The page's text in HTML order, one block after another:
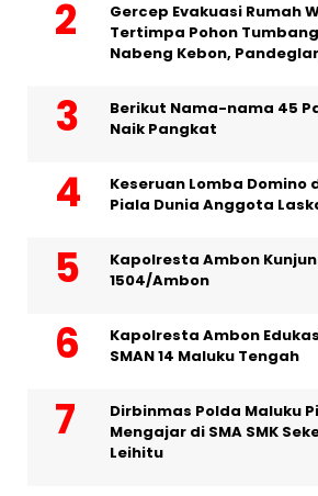
Gercep Evakuasi Rumah
Tertimpa Pohon
Nabeng Kebon,
Berikut Nama-nama 45
Naik Pangkat
Keseruan Lomba Domino
Piala Dunia Anggota
Kapolresta Ambon
1504/Ambon
Kapolresta Ambon
SMAN 14 Maluku Tengah
Dirbinmas Polda Maluku
Mengajar di SMA SMK
Leihitu